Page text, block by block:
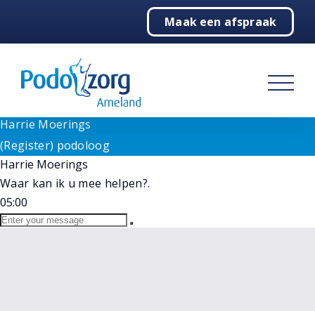
Goedemorgen!
Wij staan voor u klaar bij vragen. Selecteer hieronder
onze medewerker.
(Register) podoloogHarrie Moerings
Harrie Moerings
(Register) podoloog
Harrie Moerings
Waar kan ik u mee helpen?.
05:00
Maak een afspraak
Podologie
Behandelingen
Over ons
Contact